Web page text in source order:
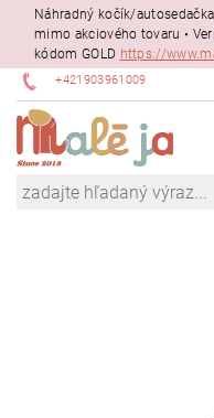
Náhradný kočík/
mimo akciového tovaru •
kódom GOLD https://
+421903961009